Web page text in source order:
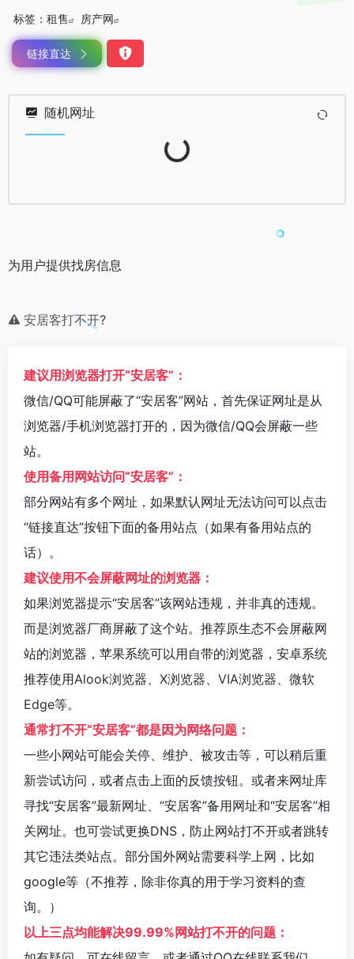
标签： 租售 房产网
链接直达
随机网址
Loading...
为用户提供找房信息
安居客打不开?
建议用浏览器打开“安居客”：
微信/QQ可能屏蔽了“安居客”网站，首先保证网址是从
浏览器/手机浏览器打开的，因为微信/QQ会屏蔽一些
站。
使用备用网站访问“安居客”：
部分网站有多个网址，如果默认网址无法访问可以点击
“链接直达”按钮下面的备用站点（如果有备用站点的
话）。
建议使用不会屏蔽网址的浏览器：
如果浏览器提示“安居客”该网站违规，并非真的违规。
而是浏览器厂商屏蔽了这个站。推荐原生态不会屏蔽网
站的浏览器，苹果系统可以用自带的浏览器，安卓系统
推荐使用Alook浏览器、 X浏览器、 VIA浏览器、 微软
Edge等。
通常打不开“安居客”都是因为网络问题：
一些小网站可能会关停、维护、被攻击等，可以稍后重
新尝试访问，或者点击上面的反馈按钮。或者来网址库
寻找“安居客”最新网址、“安居客”备用网址和“安居客”相
关网址。也可尝试更换DNS，防止网站打不开或者跳转
其它违法类站点。部分国外网站需要科学上网，比如
google等（不推荐，除非你真的用于学习资料的查
询。）
以上三点均能解决99.99%网站打不开的问题：